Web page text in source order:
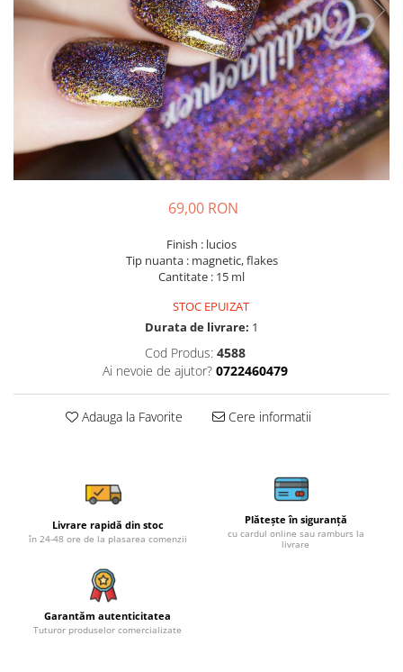
69,00 RON
Finish : lucios
Tip nuanta : magnetic, flakes
Cantitate : 15 ml
STOC EPUIZAT
Durata de livrare: 1
Cod Produs: 4588
Ai nevoie de ajutor? 0722460479
Adauga la Favorite Cere informatii
Livrare rapidă din stoc
în 24-48 ore de la plasarea comenzii
Plătește în siguranță
cu cardul online sau ramburs la
livrare
Garantăm autenticitatea
Tuturor produselor comercializate